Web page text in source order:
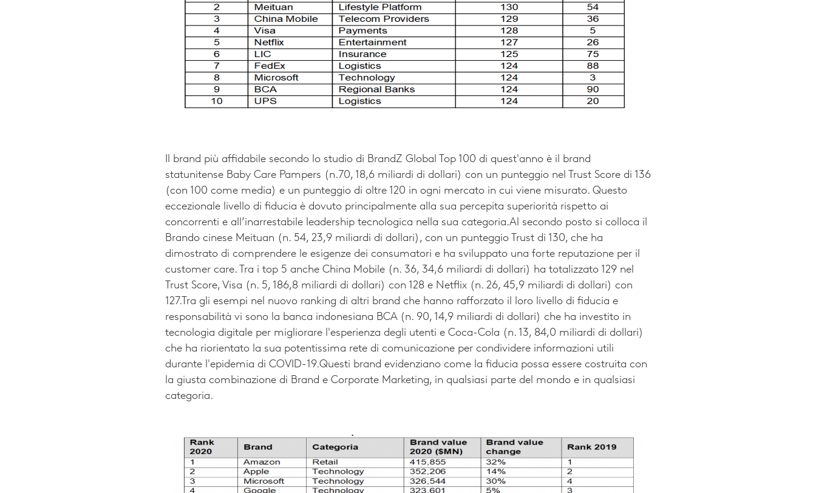
Il brand più affidabile secondo lo studio di BrandZ Global Top 100 di quest'anno è il brand
statunitense Baby Care Pampers (n.70, 18,6 miliardi di dollari) con un punteggio nel Trust Score di 136
(con 100 come media) e un punteggio di oltre 120 in ogni mercato in cui viene misurato. Questo
eccezionale livello di fiducia è dovuto principalmente alla sua percepita superiorità rispetto ai
concorrenti e all’inarrestabile leadership tecnologica nella sua categoria.Al secondo posto si colloca il
Brando cinese Meituan (n. 54, 23,9 miliardi di dollari), con un punteggio Trust di 130, che ha
dimostrato di comprendere le esigenze dei consumatori e ha sviluppato una forte reputazione per il
customer care. Tra i top 5 anche China Mobile (n. 36, 34,6 miliardi di dollari) ha totalizzato 129 nel
Trust Score, Visa (n. 5, 186,8 miliardi di dollari) con 128 e Netflix (n. 26, 45,9 miliardi di dollari) con
127. Tra gli esempi nel nuovo ranking di altri brand che hanno rafforzato il loro livello di fiducia e
responsabilità vi sono la banca indonesiana BCA (n. 90, 14,9 miliardi di dollari) che ha investito in
tecnologia digitale per migliorare l'esperienza degli utenti e Coca-Cola (n. 13, 84,0 miliardi di dollari)
che ha riorientato la sua potentissima rete di comunicazione per condividere informazioni utili
durante l'epidemia di COVID-19.Questi brand evidenziano come la fiducia possa essere costruita con
la giusta combinazione di Brand e Corporate Marketing, in qualsiasi parte del mondo e in qualsiasi
categoria.